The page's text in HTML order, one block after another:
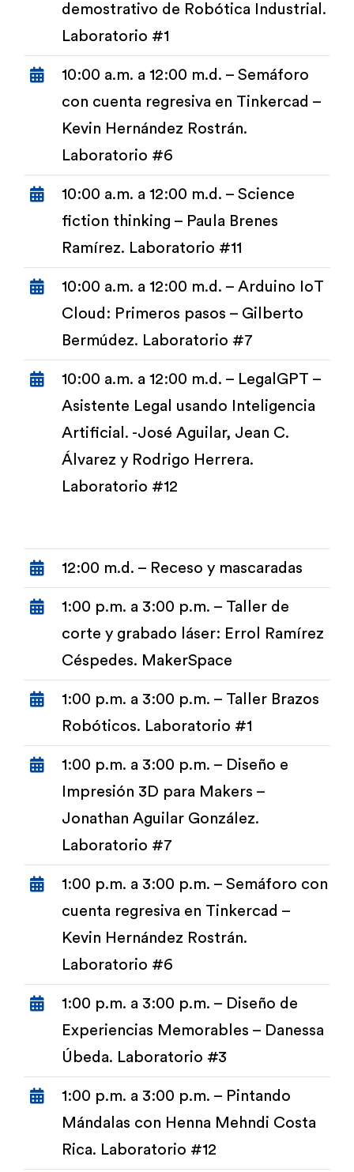
demostrativo de Robótica Industrial.
Laboratorio #1
10:00 a.m. a 12:00 m.d. – Semáforo
con cuenta regresiva en Tinkercad –
Kevin Hernández Rostrán.
Laboratorio #6
10:00 a.m. a 12:00 m.d. – Science
fiction thinking – Paula Brenes
Ramírez. Laboratorio #11
10:00 a.m. a 12:00 m.d. – Arduino IoT
Cloud: Primeros pasos – Gilberto
Bermúdez. Laboratorio #7
10:00 a.m. a 12:00 m.d. – LegalGPT –
Asistente Legal usando Inteligencia
Artificial. -José Aguilar, Jean C.
Álvarez y Rodrigo Herrera.
Laboratorio #12
12:00 m.d. – Receso y mascaradas
1:00 p.m. a 3:00 p.m. – Taller de
corte y grabado láser: Errol Ramírez
Céspedes. MakerSpace
1:00 p.m. a 3:00 p.m. – Taller Brazos
Robóticos. Laboratorio #1
1:00 p.m. a 3:00 p.m. – Diseño e
Impresión 3D para Makers –
Jonathan Aguilar González.
Laboratorio #7
1:00 p.m. a 3:00 p.m. – Semáforo con
cuenta regresiva en Tinkercad –
Kevin Hernández Rostrán.
Laboratorio #6
1:00 p.m. a 3:00 p.m. – Diseño de
Experiencias Memorables – Danessa
Úbeda. Laboratorio #3
1:00 p.m. a 3:00 p.m. – Pintando
Mándalas con Henna Mehndi Costa
Rica. Laboratorio #12